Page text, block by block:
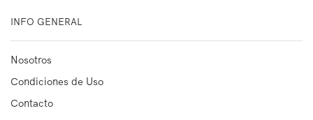
INFO GENERAL
Nosotros
Condiciones de Uso
Contacto